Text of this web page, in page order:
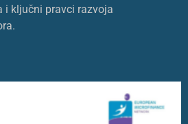
i ključni pravci razvoja